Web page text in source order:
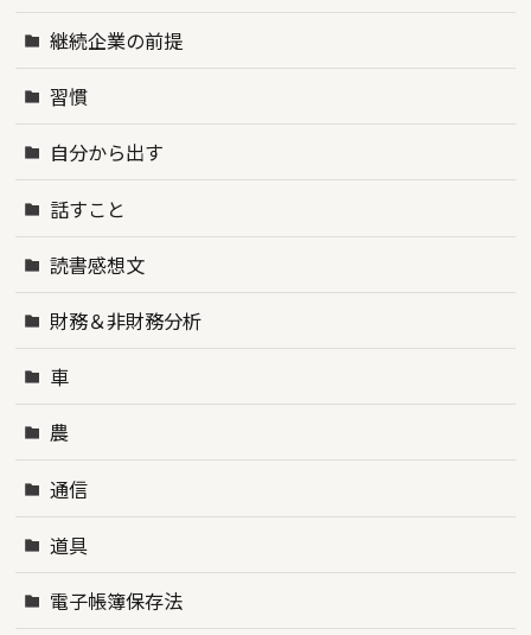
継続企業の前提
習慣
自分から出す
話すこと
読書感想文
財務＆非財務分析
車
農
通信
道具
電子帳簿保存法